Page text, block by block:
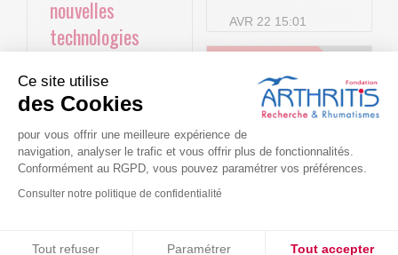
Ce site utilise
des Cookies
pour vous offrir une meilleure expérience de
navigation, analyser le trafic et vous offrir plus de fonctionnalités.
Conformément au RGPD, vous pouvez paramétrer vos préférences.
Consulter notre politique de confidentialité
Tout refuser Paramétrer Tout accepter
nouvelles
technologies
service de la
lombalgie
chronique !
AVR 22 15:01
Alimentation et